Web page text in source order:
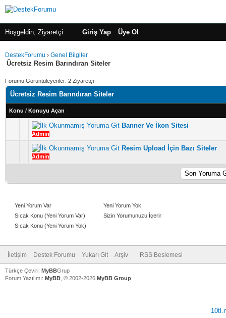
Hoşgeldin, Ziyaretçi: Giriş Yap Üye Ol
DestekForumu › Genel Bilgiler
Ücretsiz Resim Barındıran Siteler
Forumu Görüntüleyenler: 2 Ziyaretçi
Ücretsiz Resim Barındıran Siteler
Konu / Konuyu Açan
Banner Ve İkon Sitesi
Admin
5 üzerinden 4 Oy - Toplam Ortalama 2.75 Oy Verilmiş
123 45
Resim Upload İçin Bazı Siteler
Admin
5 üzerinden 6 Oy - Toplam Ortalama 3 Oy Verilmiş
123 45
Yeni Yorum Var
Sıcak Konu (Yeni Yorum Var)
Sıcak Konu (Yeni Yorum Yok)
Yeni Yorum Yok
Sizin Yorumunuzu İçerir
İletişim Destek Forumu Yukarı Git Arşiv RSS Beslemesi
Türkçe Çeviri: MyBBGrup
Forum Yazılımı: MyBB , © 2002-2026 MyBB Group